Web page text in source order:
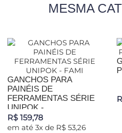
MESMA
GANCHOS PARA
PAINÉIS DE
FERRAMENTAS SÉRIE
UNIPOK -...
R$ 159,78
em até 3x de R$ 53,26